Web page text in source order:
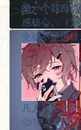
2
是一个我自
感核心。（
全就不是这
凡人与都市
10,346